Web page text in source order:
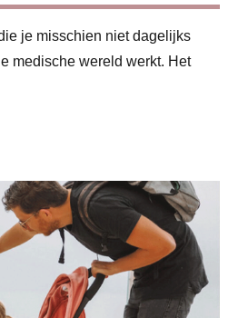
je misschien niet dagelijks
medische wereld werkt. Het